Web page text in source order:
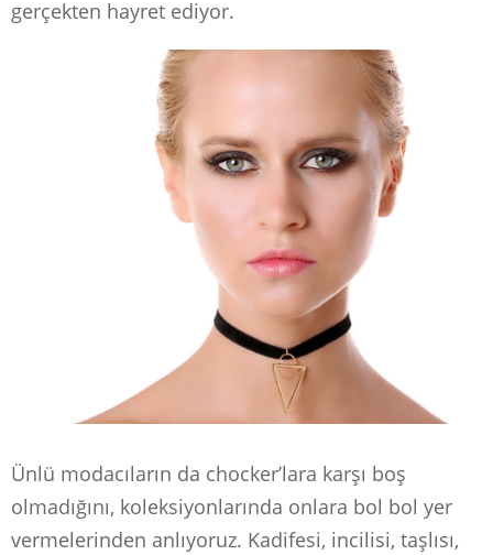
gerçekten hayret ediyor.
Ünlü modacıların da chocker’lara karşı boş
olmadığını, koleksiyonlarında onlara bol bol yer
vermelerinden anlıyoruz. Kadifesi, incilisi, taşlısı,